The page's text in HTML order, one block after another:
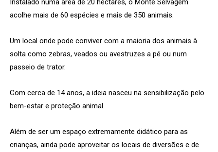
Instalado numa área de 20 hectares, o Monte Selvagem
acolhe mais de 60 espécies e mais de 350 animais.
Um local onde pode conviver com a maioria dos animais à
solta como zebras, veados ou avestruzes a pé ou num
passeio de trator.
Com cerca de 14 anos, a ideia nasceu na sensibilização pelo
bem-estar e proteção animal.
Além de ser um espaço extremamente didático para as
crianças, ainda pode aproveitar os locais de diversões e de